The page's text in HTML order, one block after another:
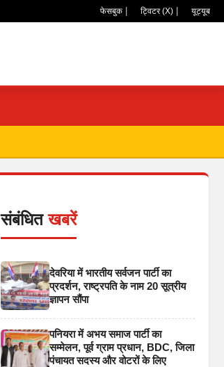
फेसबुक ट्विटर (X) यूट्यूब
संबंधितखबरें
देवरिया में भारतीय सर्वजन पार्टी का
प्रदर्शन, राष्ट्रपति के नाम 20 सूत्रीय
ज्ञापन सौंपा
पनियरा में अभय समाज पार्टी का
सम्मेलन, पूर्व ग्राम प्रधान, BDC, जिला
पंचायत सदस्य और वोटरों के लिए